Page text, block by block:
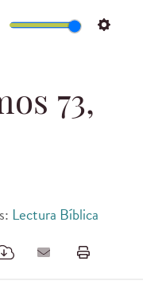
Settings
73,
Lectura Bíblica